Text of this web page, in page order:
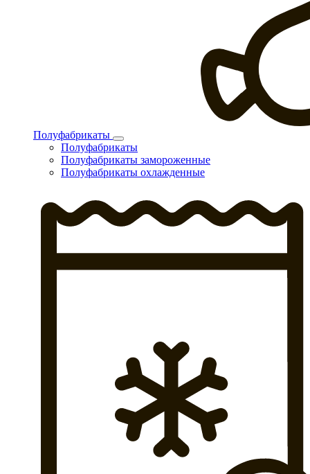
Полуфабрикаты
Полуфабрикаты
Полуфабрикаты замороженные
Полуфабрикаты охлажденные